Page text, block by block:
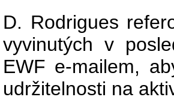
D. Rodrigues
vyvinutých v
EWF e-mailem,
udržitelnosti na